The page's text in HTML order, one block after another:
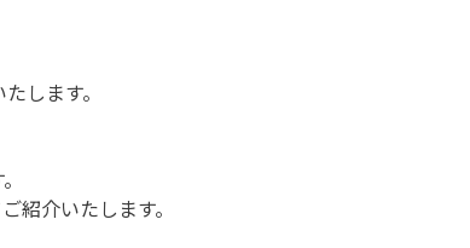
します。
。
紹介いたします。